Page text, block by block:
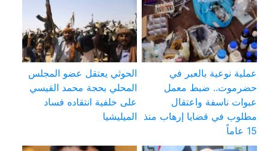
عملية نوعية بالعبر في
حضرموت.. ضبط معمل
عبوات ناسفة واعتقال
مطلوب في قضايا إرهاب منذ
15 عاماً
الحوثي يعتقل عضو المجلس
المحلي بحجة محمد القيسي
على خلفية انتقاده فساد
الميليشيا